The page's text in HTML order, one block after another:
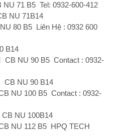
NU 71 B5 Tel: 0932-600-412
NU 71B14
80 B5 Liên Hệ : 0932 600
B14
CB NU 90 B5 Contact : 0932-
CB NU 90 B14
NU 100 B5 Contact : 0932-
CB NU 100B14
NU 112 B5 HPQ TECH